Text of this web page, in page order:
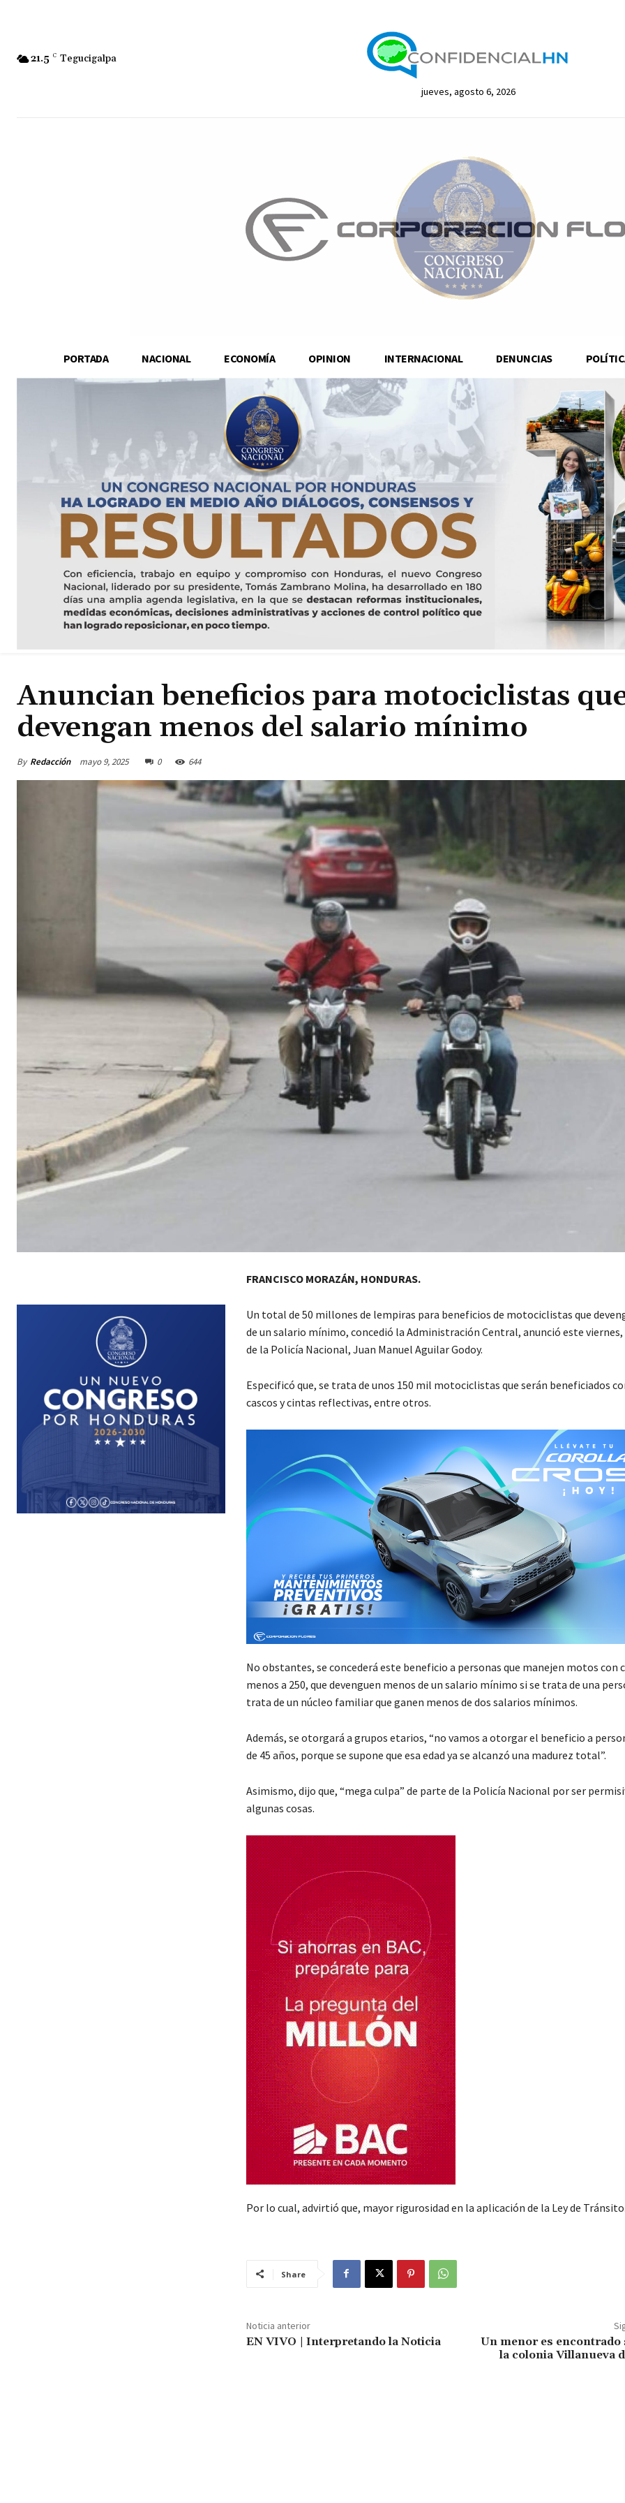
21.5 C Tegucigalpa
jueves, agosto 6, 2026
PORTADA NACIONAL ECONOMÍA OPINION INTERNACIONAL DENUNCIAS
Anuncian beneficios para motociclistas
devengan menos del salario mínimo
By Redacción mayo 9, 2025 0 644
FRANCISCO MORAZÁN, HONDURAS.
Un total de 50 millones de lempiras para beneficios de motociclistas que
de un salario mínimo, concedió la Administración Central, anunció este
de la Policía Nacional, Juan Manuel Aguilar Godoy.
Especificó que, se trata de unos 150 mil motociclistas que serán beneficiados
cascos y cintas reflectivas, entre otros.
No obstantes, se concederá este beneficio a personas que manejen motos con
menos a 250, que devenguen menos de un salario mínimo si se trata de una
trata de un núcleo familiar que ganen menos de dos salarios mínimos.
Además, se otorgará a grupos etarios, “no vamos a otorgar el beneficio a
de 45 años, porque se supone que esa edad ya se alcanzó una madurez total”.
Asimismo, dijo que, “mega culpa” de parte de la Policía Nacional por ser
algunas cosas.
Por lo cual, advirtió que, mayor rigurosidad en la aplicación de la Ley de
Share
Noticia anterior
EN VIVO | Interpretando la Noticia
Un menor es encontrado
la colonia Villanueva